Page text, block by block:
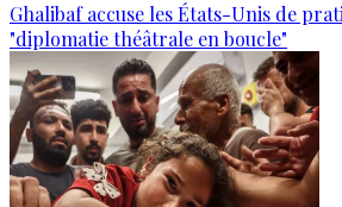
Ghalibaf accuse les États-Unis de
"diplomatie théâtrale en boucle"